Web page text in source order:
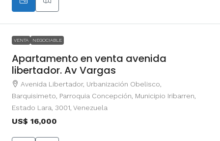
VENTA NEGOCIABLE
Apartamento en venta avenida
libertador. Av Vargas
Avenida Libertador, Urbanización Obelisco,
Barquisimeto, Parroquia Concepción, Municipio Iribarren,
Estado Lara, 3001, Venezuela
US$ 16,000